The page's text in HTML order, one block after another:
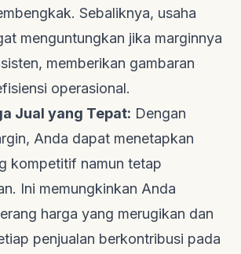
Sebaliknya, usaha
menguntungkan jika marginnya
memberikan gambaran
operasional.
Jual yang Tepat: Dengan
Anda dapat menetapkan
kompetitif namun tetap
Ini memungkinkan Anda
harga yang merugikan dan
penjualan berkontribusi pada